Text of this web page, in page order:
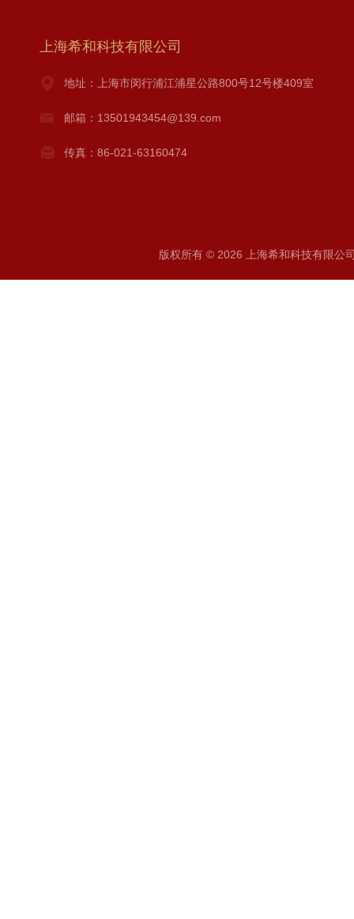
上海希和科技有限公司
地址：上海市闵行浦江浦星公路800号12号楼409室
邮箱：13501943454@139.com
传真：86-021-63160474
版权所有 © 2026 上海希和科技有限公